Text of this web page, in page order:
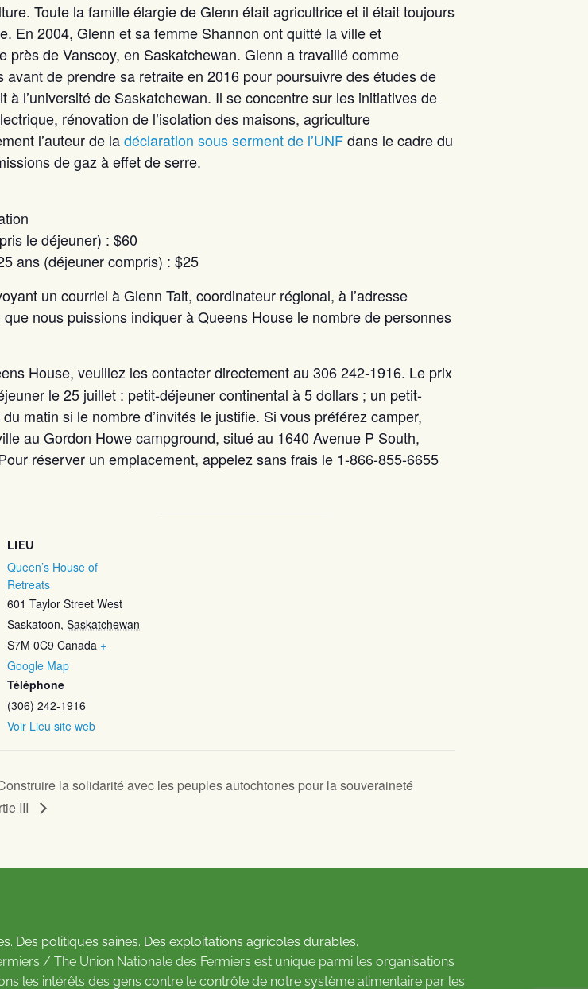
Toute la famille élargie de Glenn était agricultrice et il était toujours
En 2004, Glenn et sa femme Shannon ont quitté la ville et
de Vanscoy, en Saskatchewan. Glenn a travaillé comme
avant de prendre sa retraite en 2016 pour poursuivre des études de
l’université de Saskatchewan. Il se concentre sur les initiatives de
rénovation de l’isolation des maisons, agriculture
l’auteur de ladéclaration sous serment de l’UNFdans le cadre du
de gaz à effet de serre.
le déjeuner) : $60
ans (déjeuner compris) : $25
un courriel à Glenn Tait, coordinateur régional, à l’adresse
nous puissions indiquer à Queens House le nombre de personnes
House, veuillez les contacter directement au 306 242-1916. Le prix
le 25 juillet : petit-déjeuner continental à 5 dollars ; un petit-
matin si le nombre d’invités le justifie. Si vous préférez camper,
au Gordon Howe campground, situé au 1640 Avenue P South,
réserver un emplacement, appelez sans frais le 1-866-855-6655
LIEU
Queen’s House of
Retreats
601 Taylor Street West
Saskatoon, Saskatchewan
S7M 0C9 Canada +
Google Map
Téléphone
(306) 242-1916
Voir Lieu site web
la solidarité avec les peuples autochtones pour la souveraineté
III
Des politiques saines. Des exploitations agricoles durables.
/ The Union Nationale des Fermiers est unique parmi les organisations
les intérêts des gens contre le contrôle de notre système alimentaire par les